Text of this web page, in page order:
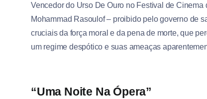
Vencedor do Urso De Ouro no Festival de
Mohammad Rasoulof – proibido pelo governo de
cruciais da força moral e da pena de morte, que
um regime despótico e suas ameaças
“Uma Noite Na Ópera”